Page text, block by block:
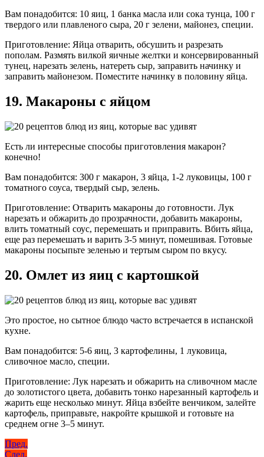
Вам понадобится: 10 яиц, 1 банка масла или сока тунца, 100 г
твердого или плавленого сыра, 20 г зелени, майонез, специи.
Приготовление: Яйца отварить, обсушить и разрезать
пополам. Размять вилкой яичные желтки и консервированный
тунец, нарезать зелень, натереть сыр, заправить начинку и
заправить майонезом. Поместите начинку в половину яйца.
19. Макароны с яйцом
Есть ли интересные способы приготовления макарон?
конечно!
Вам понадобится: 300 г макарон, 3 яйца, 1-2 луковицы, 100 г
томатного соуса, твердый сыр, зелень.
Приготовление: Отварить макароны до готовности. Лук
нарезать и обжарить до прозрачности, добавить макароны,
влить томатный соус, перемешать и приправить. Вбить яйца,
еще раз перемешать и варить 3-5 минут, помешивая. Готовые
макароны посыпьте зеленью и тертым сыром по вкусу.
20. Омлет из яиц с картошкой
Это простое, но сытное блюдо часто встречается в испанской
кухне.
Вам понадобится: 5-6 яиц, 3 картофелины, 1 луковица,
сливочное масло, специи.
Приготовление: Лук нарезать и обжарить на сливочном масле
до золотистого цвета, добавить тонко нарезанный картофель и
жарить еще несколько минут. Яйца взбейте венчиком, залейте
картофель, приправьте, накройте крышкой и готовьте на
среднем огне 3–5 минут.
Навигация
Пред.
След.